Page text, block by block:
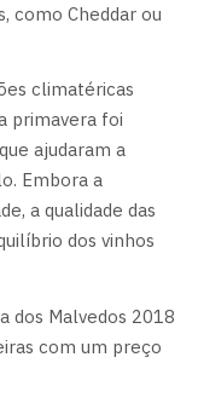
como Cheddar ou
climatéricas
primavera foi
ajudaram a
Embora a
a qualidade das
dos vinhos
dos Malvedos 2018
com um preço